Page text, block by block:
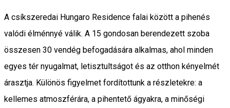
A csíkszeredai Hungaro Residence falai között a pihenés
valódi élménnyé válik. A 15 gondosan berendezett szoba
összesen 30 vendég befogadására alkalmas, ahol minden
egyes tér nyugalmat, letisztultságot és az otthon kényelmét
árasztja. Különös figyelmet fordítottunk a részletekre: a
kellemes atmoszférára, a pihentető ágyakra, a minőségi